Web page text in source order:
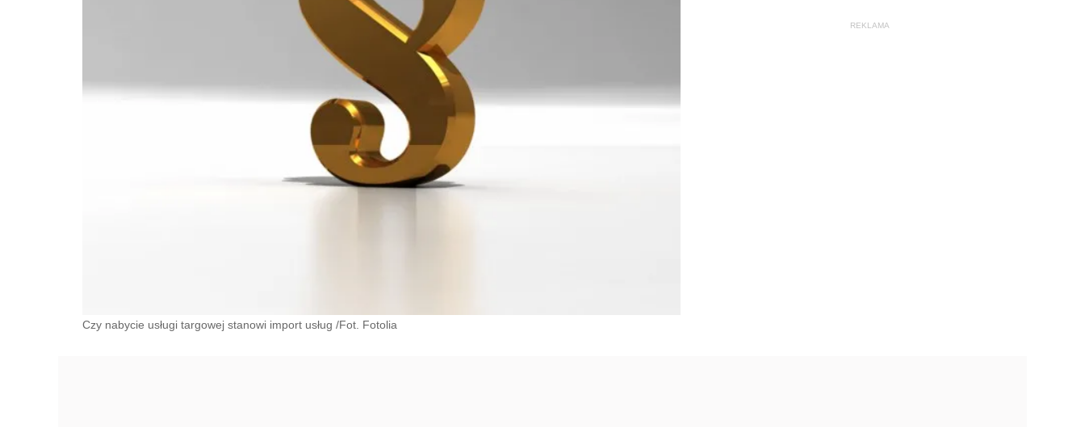
Czy nabycie usługi targowej stanowi import usług /Fot. Fotolia